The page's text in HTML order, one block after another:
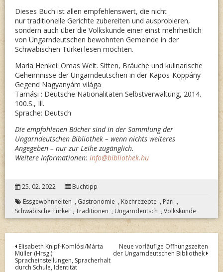
Dieses Buch ist allen empfehlenswert, die nicht
nur traditionelle Gerichte zubereiten und ausprobieren,
sondern auch über die Volkskunde einer einst mehrheitlich
von Ungarndeutschen bewohnten Gemeinde in der
Schwäbischen Türkei lesen möchten.
Maria Henkei: Omas Welt. Sitten, Bräuche und kulinarische
Geheimnisse der Ungarndeutschen in der Kapos-Koppány
Gegend Nagyanyám világa
Tamási : Deutsche Nationalitäten Selbstverwaltung, 2014.
100.S., Ill.
Sprache: Deutsch
Die empfohlenen Bücher sind in der Sammlung der
Ungarndeutschen Bibliothek – wenn nichts weiteres
Angegeben – nur zur Leihe zugänglich.
Weitere Informationen: info@bibliothek.hu
25. 02. 2022
Buchtipp
Essgewohnheiten , Gastronomie , Kochrezepte , Pári ,
Schwäbische Türkei , Traditionen , Ungarndeutsch , Volkskunde
Post
navigation
Elisabeth Knipf-Komlósi/Márta
Müller (Hrsg.):
Spracheinstellungen, Spracherhalt
durch Schule, Identität
Neue vorläufige Öffnungszeiten
der Ungarndeutschen Bibliothek